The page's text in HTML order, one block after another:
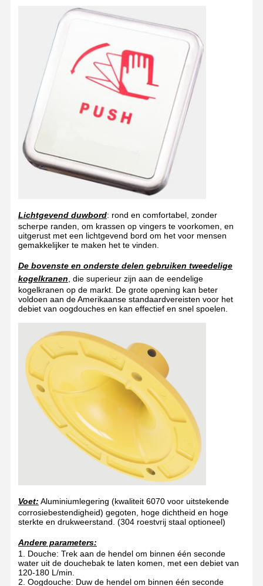
Lichtgevend duwbord: rond en comfortabel, zonder
scherpe randen, om krassen op vingers te voorkomen, en
uitgerust met een lichtgevend bord om het voor mensen
gemakkelijker te maken het te vinden.
De bovenste en onderste delen gebruiken tweedelige
kogelkranen , die superieur zijn aan de eendelige
kogelkranen op de markt. De grote opening kan beter
voldoen aan de Amerikaanse standaardvereisten voor het
debiet van oogdouches en kan effectief en snel spoelen.
Voet: Aluminiumlegering (kwaliteit 6070 voor uitstekende
corrosiebestendigheid) gegoten, hoge dichtheid en hoge
sterkte en drukweerstand. (304 roestvrij staal optioneel)
Andere parameters:
1. Douche: Trek aan de hendel om binnen één seconde
water uit de douchebak te laten komen, met een debiet van
120-180 L/min.
2. Oogdouche: Duw de hendel om binnen één seconde